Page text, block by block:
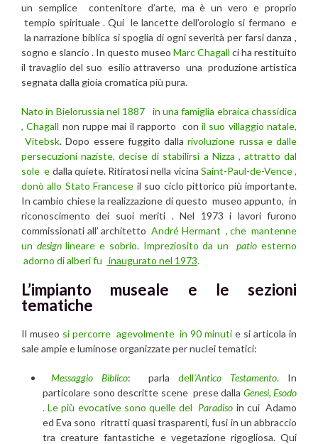
un semplice contenitore d’arte, ma è un vero e proprio
tempio spirituale . Qui le lancette dell’orologio si fermano e
la narrazione biblica si spoglia di ogni severità per farsi danza ,
sogno e slancio . In questo museo Marc Chagall ci ha restituito
il travaglio del suo esilio attraverso una produzione artistica
segnata dalla gioia cromatica più pura.
Nato in Bielorussia nel 1887
in una famiglia ebraica chassidica
, Chagall non ruppe mai il rapporto conil suo villaggio natale,
Vitebsk. Dopo essere fuggito dallarivoluzione russa e dalle
persecuzioni naziste, decise di stabilirsi a Nizza , attratto dal
sole e dalla quiete. Ritiratosi nella vicina Saint-Paul-de-Vence ,
donò allo Stato Francese il suo ciclo pittorico più importante.
In cambio chiese la realizzazione di questo museo appunto, in
riconoscimento dei suoi meriti . Nel 1973 i lavori furono
commissionati all’ architetto André Hermant , che mantenne
un designlineare e sobrio. Impreziosito da unpatio esterno
adorno di alberi fu inaugurato nel 1973.
L’impianto museale e le sezioni
tematiche
Il museo si percorre agevolmente in 90 minuti e si articola in
sale ampie e luminose organizzate per nuclei tematici:
Messaggio Biblico: parla dell‘Antico Testamento.In
particolare sono descritte scene prese dalla Genesi, Esodo
. Le più evocative sono quelle del Paradiso in cui Adamo
ed Eva sono ritratti quasi trasparenti, fusi in un abbraccio
tra creature fantastiche e vegetazione rigogliosa. Qui